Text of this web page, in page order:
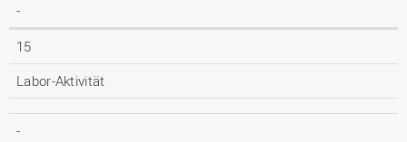
-
15
Labor-Aktivität
-